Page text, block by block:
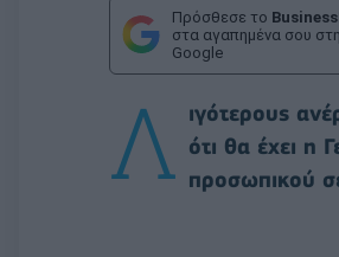
Πρόσθεσε το
στα αγαπημένα σου στη
Google
Λ ιγότερους
ότι θα έχει η
προσωπικού